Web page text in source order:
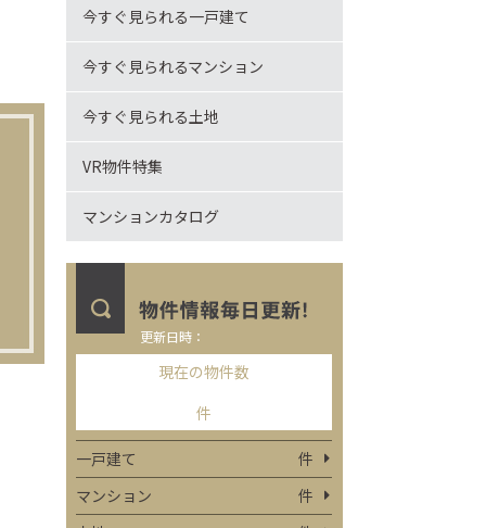
今すぐ見られる一戸建て
今すぐ見られるマンション
今すぐ見られる土地
VR物件特集
マンションカタログ
更新日時：
現在の物件数
件
一戸建て
件
マンション
件